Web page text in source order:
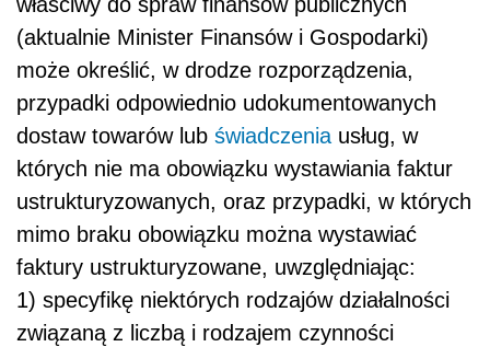
właściwy do spraw finansów publicznych
(aktualnie Minister Finansów i Gospodarki)
może określić, w drodze rozporządzenia,
przypadki odpowiednio udokumentowanych
dostaw towarów lub świadczeniausług, w
których nie ma obowiązku wystawiania faktur
ustrukturyzowanych, oraz przypadki, w których
mimo braku obowiązku można wystawiać
faktury ustrukturyzowane, uwzględniając:
1) specyfikę niektórych rodzajów działalności
związaną z liczbą i rodzajem czynności